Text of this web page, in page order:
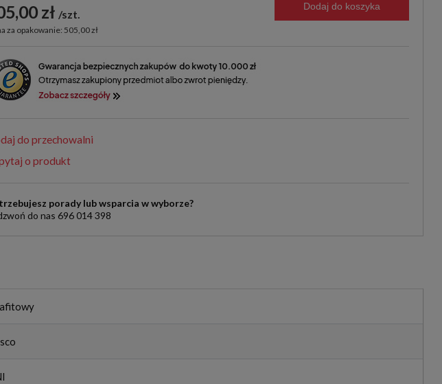
zł szt.
za opakowanie: 505,00 zł
Dodaj do koszyka
do przechowalni
o produkt
porady lub wsparcia w wyborze?
do nas 696 014 398